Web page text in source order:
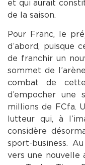
et qui aurait
de la saison.
Pour Franc, le
d’abord, puisque
de franchir un
sommet de
combat de
d’empocher
millions de FCfa.
lutteur qui, à
considère
sport-business.
vers une nouvelle